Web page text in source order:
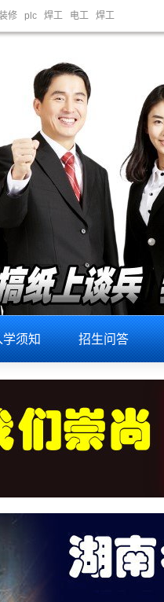
修 plc 焊工 电工 焊工
训,机器人培训。提供电脑
学须知 招生问答